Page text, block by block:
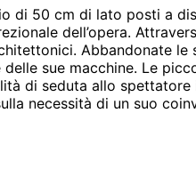
di 50 cm di lato posti a
dell’opera.
Abbandonate
sue macchine. Le
di seduta allo spettatore
necessità di un suo